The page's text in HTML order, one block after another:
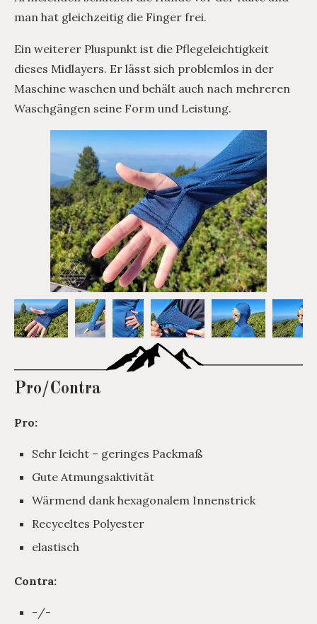
man hat gleichzeitig die Finger frei.
Ein weiterer Pluspunkt ist die Pflegeleichtigkeit
dieses Midlayers. Er lässt sich problemlos in der
Maschine waschen und behält auch nach mehreren
Waschgängen seine Form und Leistung.
Pro/Contra
Pro:
Sehr leicht – geringes Packmaß
Gute Atmungsaktivität
Wärmend dank hexagonalem Innenstrick
Recyceltes Polyester
elastisch
Contra:
-/-